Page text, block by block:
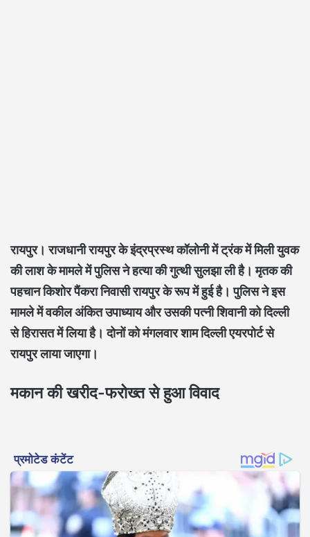
रायपुर। राजधानी रायपुर के इंद्रप्रस्थ कॉलोनी में ट्रंक में मिली युवक
की लाश के मामले में पुलिस ने हत्या की गुत्थी सुलझा ली है। मृतक की
पहचान किशोर पैंकरा निवासी रायपुर के रूप में हुई है। पुलिस ने इस
मामले में वकील अंकित उपाध्याय और उसकी पत्नी शिवानी को दिल्ली
से हिरासत में लिया है। दोनों को मंगलवार शाम दिल्ली एयरपोर्ट से
रायपुर लाया जाएगा।
मकान की खरीद-फरोख्त से हुआ विवाद